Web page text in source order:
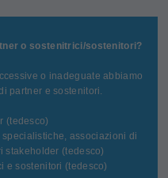
o sostenitrici/sostenitori?
o inadeguate abbiamo
partner e sostenitori.
(tedesco)
associazioni di
stakeholder (tedesco)
e sostenitori (tedesco)